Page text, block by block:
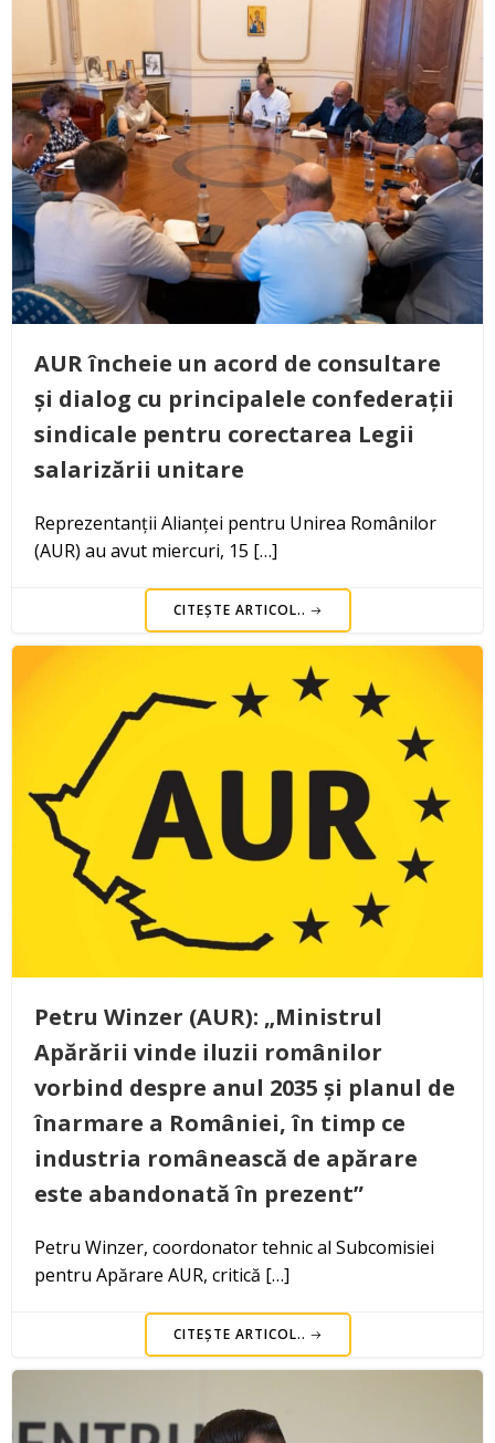
AUR încheie un acord de consultare
și dialog cu principalele confederații
sindicale pentru corectarea Legii
salarizării unitare
Reprezentanții Alianței pentru Unirea Românilor
(AUR) au avut miercuri, 15 […]
CITEȘTE ARTICOL..
Petru Winzer (AUR): „Ministrul
Apărării vinde iluzii românilor
vorbind despre anul 2035 și planul de
înarmare a României, în timp ce
industria românească de apărare
este abandonată în prezent”
Petru Winzer, coordonator tehnic al Subcomisiei
pentru Apărare AUR, critică […]
CITEȘTE ARTICOL..